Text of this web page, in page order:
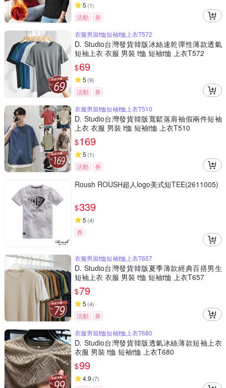
5 (1)
活動
券
衣服男裝t恤短袖t恤上衣T572
D. Studio台灣發貨韓版冰絲速乾彈性薄款透氣
短袖上衣 衣服 男裝 t恤 短袖t恤 上衣T572
$69
5 (9)
活動
券
衣服男裝t恤短袖t恤上衣T510
D. Studio台灣發貨韓版寬鬆落肩袖假兩件短袖
上衣 衣服 男裝 t恤 短袖t恤 上衣T510
$169
5 (1)
活動 券
Roush ROUSH超人logo美式短TEE(2611005)
$339
5 (4)
券
衣服男裝t恤短袖t恤上衣T657
D. Studio台灣發貨韓版夏季薄款經典百搭男生
短袖上衣 衣服 男裝 t恤 短袖t恤 上衣T657
$79
5 (4)
活動
券
衣服男裝t恤短袖t恤上衣T680
D. Studio台灣發貨韓版透氣冰絲薄款短袖上衣
衣服 男裝 t恤 短袖t恤 上衣T680
$99
4.9 (7)